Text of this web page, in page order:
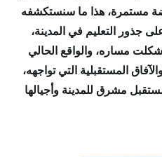
مستمرة، هذا ما سنستكشفه
جذور التعليم في المدينة،
مساره، والواقع الحالي
المستقبلية التي تواجهه،
مشرق للمدينة وأجيالها